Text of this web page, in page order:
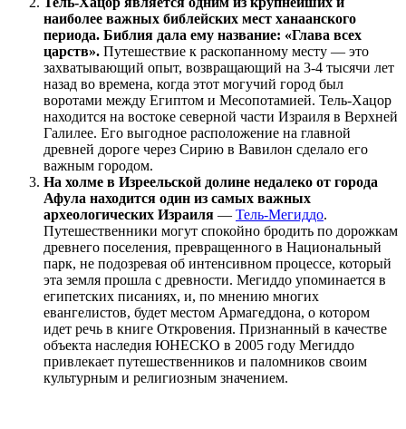
наиболее важных библейских мест ханаанского
периода. Библия дала ему название: «Глава всех
царств». Путешествие к раскопанному месту — это
захватывающий опыт, возвращающий на 3-4 тысячи лет
назад во времена, когда этот могучий город был
воротами между Египтом и Месопотамией. Тель-Хацор
находится на востоке северной части Израиля в Верхней
Галилее. Его выгодное расположение на главной
древней дороге через Сирию в Вавилон сделало его
важным городом.
На холме в Изреельской долине недалеко от города
Афула находится один из самых важных
археологических Израиля — Тель-Мегиддо.
Путешественники могут спокойно бродить по дорожкам
древнего поселения, превращенного в Национальный
парк, не подозревая об интенсивном процессе, который
эта земля прошла с древности. Мегиддо упоминается в
египетских писаниях, и, по мнению многих
евангелистов, будет местом Армагеддона, о котором
идет речь в книге Откровения. Признанный в качестве
объекта наследия ЮНЕСКО в 2005 году Мегиддо
привлекает путешественников и паломников своим
культурным и религиозным значением.